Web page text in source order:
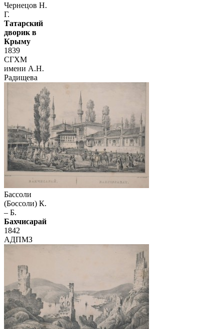
Чернецов Н.
Г.
Татарский
дворик в
Крыму
1839
СГХМ
имени А.Н.
Радищева
Бассоли
(Боссоли) К.
– Б.
Бахчисарай
1842
АДПМЗ